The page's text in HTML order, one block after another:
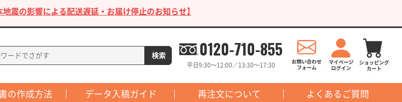
地震の影響による配送遅延・お届け停止のお知らせ】
0120-710-855
平日9:30〜12:00／13:30〜17:30
の作成方法 データ入稿ガイド 再注文について よくあるご質問